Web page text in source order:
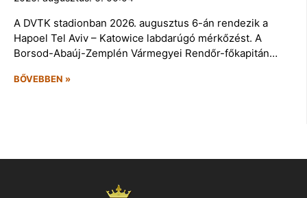
A DVTK stadionban 2026. augusztus 6-án rendezik a
Hapoel Tel Aviv – Katowice labdarúgó mérkőzést. A
Borsod-Abaúj-Zemplén Vármegyei Rendőr-főkapitán…
BŐVEBBEN »